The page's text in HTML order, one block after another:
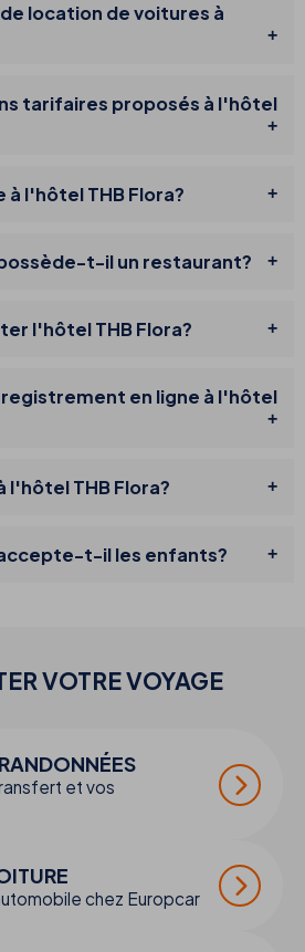
location de voitures à
tarifaires proposés à l'hôtel
l'hôtel THB Flora?
t-il un restaurant?
l'hôtel THB Flora?
en ligne à l'hôtel
l'hôtel THB Flora?
t-il les enfants?
VOTREVOYAGE
et vos
chez Europcar